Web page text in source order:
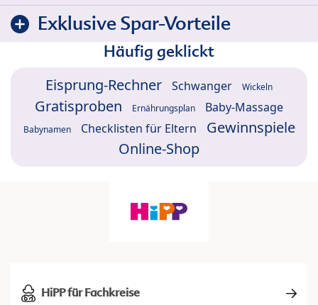
Exklusive Spar-Vorteile
Häufig geklickt
Eisprung-Rechner Schwanger Wickeln
Gratisproben Ernährungsplan Baby-Massage
Babynamen Checklisten für Eltern
Gewinnspiele
Online-Shop
HiPP für Fachkreise